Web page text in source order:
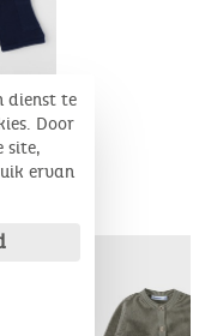
Short,
dienst te
Door
site,
ervan